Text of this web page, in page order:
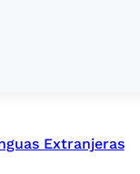
Extranjeras